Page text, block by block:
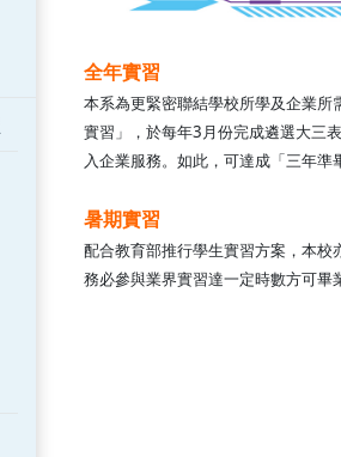
全年實習
本系為更緊密聯結學校所學及企業
實習」，於每年3月份完成遴選大三
入企業服務。如此，可達成「三年準
暑期實習
配合教育部推行學生實習方案，本
務必參與業界實習達一定時數方可